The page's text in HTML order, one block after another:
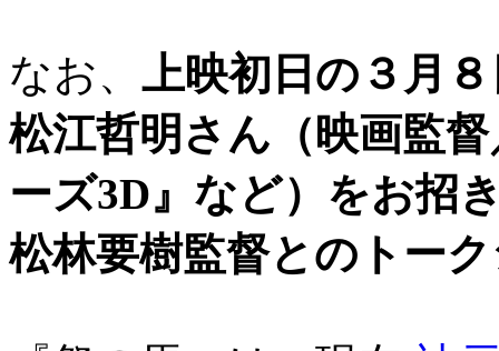
なお、 上映初日の３月
松江哲明さん（映画監
ーズ3D』など）をお招
松林要樹監督とのトー